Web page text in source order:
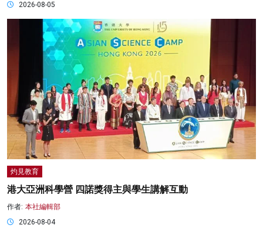
2026-08-05
灼見教育
港大亞洲科學營 四諾獎得主與學生講解互動
作者: 本社編輯部
2026-08-04